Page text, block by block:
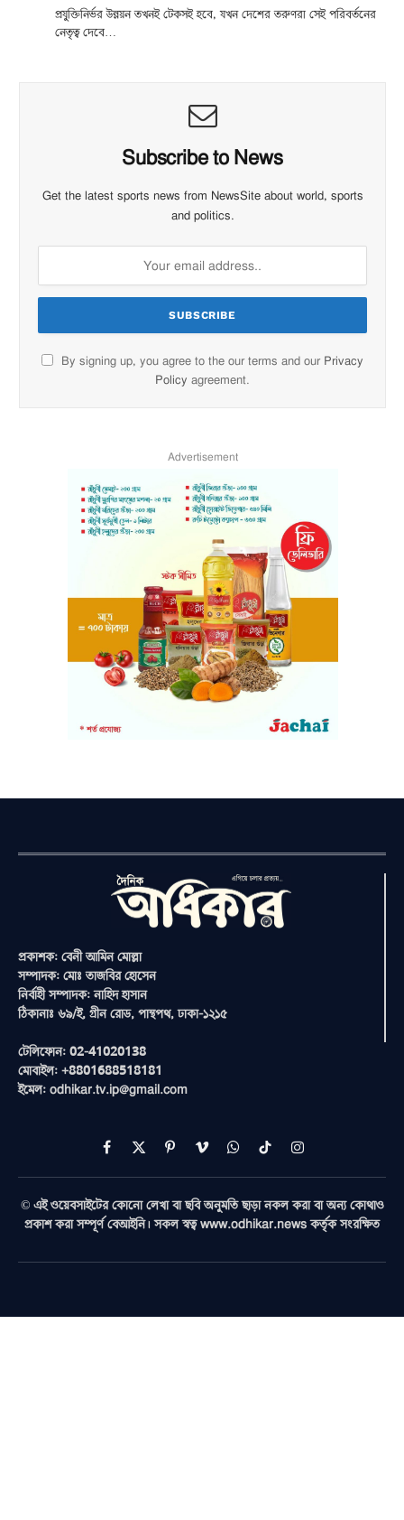
প্রযুক্তিনির্ভর উন্নয়ন তখনই টেকসই হবে, যখন দেশের তরুণরা সেই পরিবর্তনের
নেতৃত্ব দেবে…
Subscribe to News
Get the latest sports news from NewsSite about world, sports
and politics.
By signing up, you agree to the our terms and our Privacy
Policy agreement.
Advertisement
প্রকাশক: বেনী আমিন মোল্লা
সম্পাদক: মোঃ তাজবির হোসেন
নির্বাহী সম্পাদক: নাহিদ হাসান
ঠিকানাঃ ৬৯/ই, গ্রীন রোড, পান্থপথ, ঢাকা-১২১৫
টেলিফোন: 02-41020138
মোবাইল: +8801688518181
ইমেল: odhikar.tv.ip@gmail.com
Facebook
X
(Twitter)
PinterestVimeoWhatsAppTikTokInstagram
© এই ওয়েবসাইটের কোনো লেখা বা ছবি অনুমতি ছাড়া নকল করা বা অন্য কোথাও
প্রকাশ করা সম্পূর্ণ বেআইনি। সকল স্বত্ব www.odhikar.news কর্তৃক সংরক্ষিত